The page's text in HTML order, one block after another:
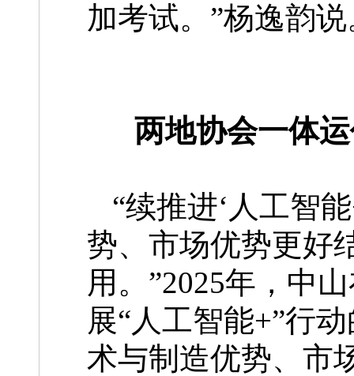
加考试。”杨逸韵
两地协会一体
“续推进‘人工智
势、市场优势更好
用。”2025年，中
展“人工智能+”行
术与制造优势、市